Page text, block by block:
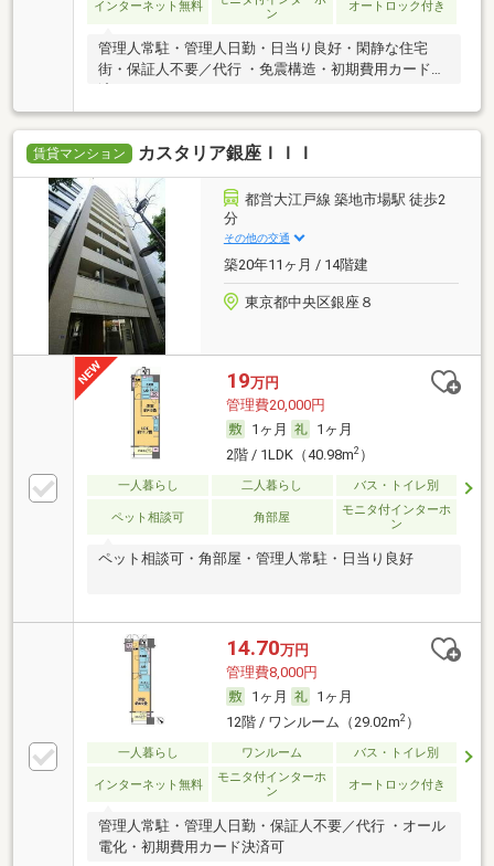
インターネット無料
ン
オートロック付き
管理人常駐・管理人日勤・日当り良好・閑静な住宅
街・保証人不要／代行 ・免震構造・初期費用カード決
賃貸マンション カスタリア銀座ＩＩＩ
都営大江戸線 築地市場駅 徒歩2
分
その他の交通
築20年11ヶ月 / 14階建
東京都中央区銀座８
19万円
管理費20,000円
1ヶ月
1ヶ月
2階 / 1LDK（40.98m2）
一人暮らし 二人暮らし バス・トイレ別
ペット相談可 角部屋
モニタ付インターホ
ン
ペット相談可・角部屋・管理人常駐・日当り良好
14.70万円
管理費8,000円
1ヶ月
1ヶ月
12階 / ワンルーム（29.02m2）
一人暮らし ワンルーム バス・トイレ別
インターネット無料
モニタ付インターホ
ン
オートロック付き
管理人常駐・管理人日勤・保証人不要／代行 ・オール
電化・初期費用カード決済可